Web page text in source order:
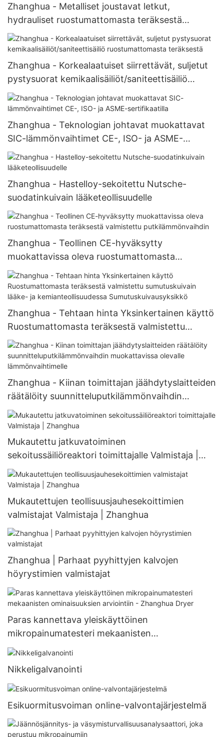
Zhanghua - Metalliset joustavat letkut,
hydrauliset ruostumattomasta teräksestä
valmistetut joustavat letkut laipalla, varaosat
Zhanghua - Korkealaatuiset siirrettävät, suljetut
pystysuorat kemikaalisäiliöt/saniteettisäiliö
ruostumattomasta teräksestä
Zhanghua - Teknologian johtavat muokattavat
SIC-lämmönvaihtimet CE-, ISO- ja ASME-
sertifikaatilla
Zhanghua - Hastelloy-sekoitettu Nutsche-
suodatinkuivain lääketeollisuudelle
Zhanghua - Teollinen CE-hyväksytty
muokattavissa oleva ruostumattomasta
teräksestä valmistettu putkilämmönvaihdin
Zhanghua - Tehtaan hinta Yksinkertainen käyttö
Ruostumattomasta teräksestä valmistettu
sumutuskuivain lääke- ja kemianteollisuudessa
Sumutuskuivausyksikkö
Zhanghua - Kiinan toimittajan jäähdytyslaitteiden
räätälöity suunnitteluputkilämmönvaihdin
muokattavissa olevalle lämmönvaihtimelle
Mukautettu jatkuvatoiminen
sekoitussäiliöreaktori toimittajalle Valmistaja |
Zhanghua
Mukautettujen teollisuusjauhesekoittimien
valmistajat Valmistaja | Zhanghua
Zhanghua | Parhaat pyyhittyjen kalvojen
höyrystimien valmistajat
Paras kannettava yleiskäyttöinen
mikropainumatesteri mekaanisten
ominaisuuksien arviointiin - Zhanghua Dryer
Nikkeligalvanointi
Esikuormitusvoiman online-valvontajärjestelmä